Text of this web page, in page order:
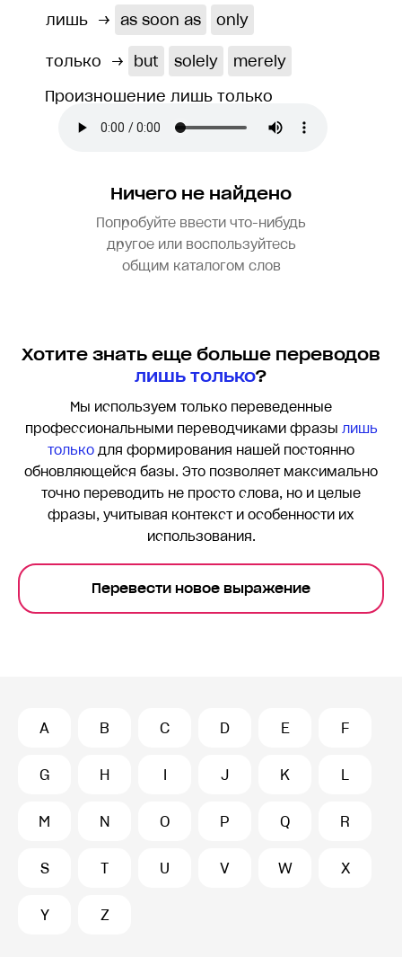
лишь → as soon as only
только → but solely
merely
Произношение лишь только
Ничего не найдено
Попробуйте ввести что-нибудь
другое или воспользуйтесь
общим каталогом слов
Хотите знать еще больше переводов
лишь только?
Мы используем только переведенные
профессиональными переводчиками фразы лишь
только для формирования нашей постоянно
обновляющейся базы. Это позволяет максимально
точно переводить не просто слова, но и целые
фразы, учитывая контекст и особенности их
использования.
Перевести новое выражение
A B C D E F
G H I J K L
M N O P Q R
S T U V W X
Y Z